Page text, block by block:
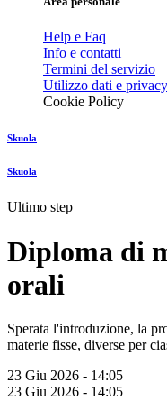
Help e Faq
Info e contatti
Termini del servizio
Utilizzo dati e privacy
Cookie Policy
Skuola
Skuola
Ultimo step
Diploma di
orali
Sperata l'introduzione, la
materie fisse, diverse per
23 Giu 2026 - 14:05
23 Giu 2026 - 14:05